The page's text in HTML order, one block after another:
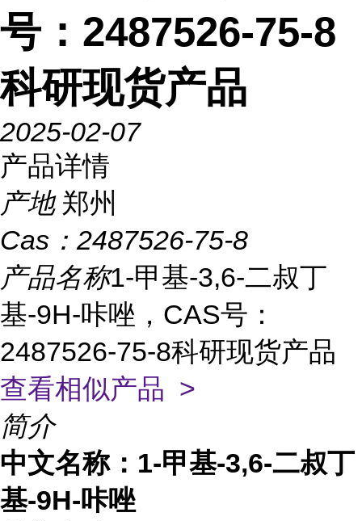
号：2487526-75-8
科研现货产品
2025-02-07
产品详情
产地 郑州
Cas： 2487526-75-8
产品名称1-甲基-3,6-二叔丁
基-9H-咔唑，CAS号：
2487526-75-8科研现货产品
查看相似产品 >
简介
中文名称： 1-甲基-3,6-二叔丁
基-9H-咔唑